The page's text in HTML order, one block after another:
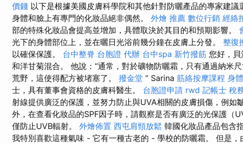
價錢 以下是根據美國皮膚科學院和其他針對防曬產品的專家建議
身體和臉上有專門的化妝品絕非偶然。 外燴 推薦 數位行銷 經絡
部的特殊化妝品會提高並增加，具體取決於其目的和預期影響。
光下的身體部位上，並在曬日光浴前幾分鐘在皮膚上分發。 整復
以確保保護。 台中整脊 台胞證 代辦 台中spa 新竹撥筋 您好，
和洋甘菊混合。 他說：“通常，對於礦物防曬霜，只有通過納米
荒野，這使得配方被堵塞了。 撥金堂 ” Sarina 筋絡按摩課程 身
士，具有董事會資格的皮膚科醫生。 台胞證申請 rwd 記帳士 稅
射線提供廣泛的保護，並努力防止與UVA相關的皮膚損傷，例如
外，在查看化妝品的SPF因子時，請觀察是否有廣泛的光保護（
僅防止UVB輻射。 外燴佈置 西屯肩頸放鬆 韓國化妝品產品包含
我特別喜歡這種氣味 - 它有一種古老的 - 學校的防曬霜。 但是